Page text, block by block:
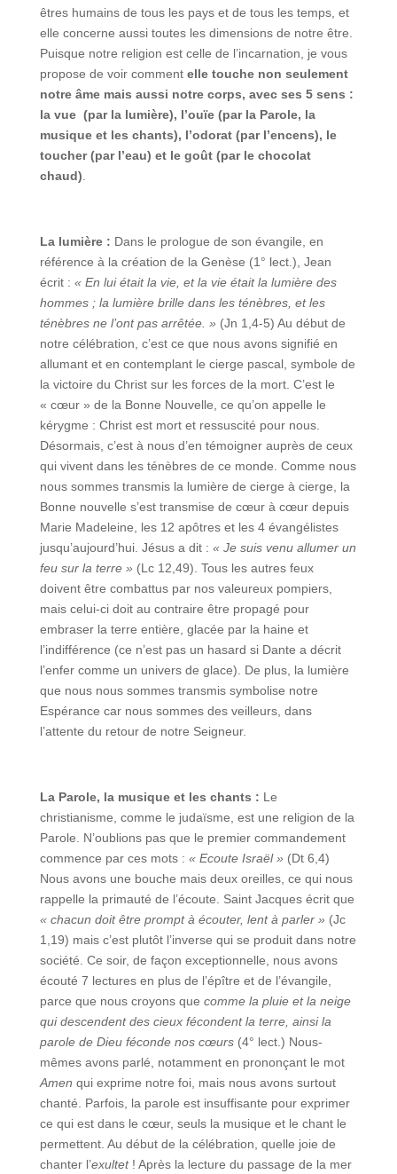
êtres humains de tous les pays et de tous les temps, et
elle concerne aussi toutes les dimensions de notre être.
Puisque notre religion est celle de l’incarnation, je vous
propose de voir comment elle touche non seulement
notre âme mais aussi notre corps, avec ses 5 sens :
la vue (par la lumière), l’ouïe (par la Parole, la
musique et les chants), l’odorat (par l’encens), le
toucher (par l’eau) et le goût (par le chocolat
chaud)
La lumière : Dans le prologue de son évangile, en
référence à la création de la Genèse (1° lect.), Jean
écrit : « En lui était la vie, et la vie était la lumière des
hommes ; la lumière brille dans les ténèbres, et les
ténèbres ne l’ont pas arrêtée. » (Jn 1,4-5) Au début de
notre célébration, c’est ce que nous avons signifié en
allumant et en contemplant le cierge pascal, symbole de
la victoire du Christ sur les forces de la mort. C’est le
« cœur » de la Bonne Nouvelle, ce qu’on appelle le
kérygme : Christ est mort et ressuscité pour nous.
Désormais, c’est à nous d’en témoigner auprès de ceux
qui vivent dans les ténèbres de ce monde. Comme nous
nous sommes transmis la lumière de cierge à cierge, la
Bonne nouvelle s’est transmise de cœur à cœur depuis
Marie Madeleine, les 12 apôtres et les 4 évangélistes
jusqu’aujourd’hui. Jésus a dit : « Je suis venu allumer un
feu sur la terre » (Lc 12,49). Tous les autres feux
doivent être combattus par nos valeureux pompiers,
mais celui-ci doit au contraire être propagé pour
embraser la terre entière, glacée par la haine et
l’indifférence (ce n’est pas un hasard si Dante a décrit
l’enfer comme un univers de glace). De plus, la lumière
que nous nous sommes transmis symbolise notre
Espérance car nous sommes des veilleurs, dans
l’attente du retour de notre Seigneur.
La Parole, la musique et les chants : Le
christianisme, comme le judaïsme, est une religion de la
Parole. N’oublions pas que le premier commandement
commence par ces mots : « Ecoute Israël » (Dt 6,4)
Nous avons une bouche mais deux oreilles, ce qui nous
rappelle la primauté de l’écoute. Saint Jacques écrit que
« chacun doit être prompt à écouter, lent à parler » (Jc
1,19) mais c’est plutôt l’inverse qui se produit dans notre
société. Ce soir, de façon exceptionnelle, nous avons
écouté 7 lectures en plus de l’épître et de l’évangile,
parce que nous croyons que comme la pluie et la neige
qui descendent des cieux fécondent la terre, ainsi la
parole de Dieu féconde nos cœurs(4° lect.) Nous-
mêmes avons parlé, notamment en prononçant le mot
Amen qui exprime notre foi, mais nous avons surtout
chanté. Parfois, la parole est insuffisante pour exprimer
ce qui est dans le cœur, seuls la musique et le chant le
permettent. Au début de la célébration, quelle joie de
chanter l’exultet! Après la lecture du passage de la mer